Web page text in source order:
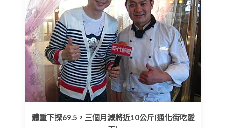
體重下探69.5，三個月減將近10公斤(通化街吃愛